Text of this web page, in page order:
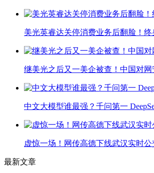
美光英睿达关停消费业务后翻脸！
继美光之后又一美企被查！中国对
中文大模型谁最强？千问第一
虚惊一场！网传高德下线武汉实时
最新文章